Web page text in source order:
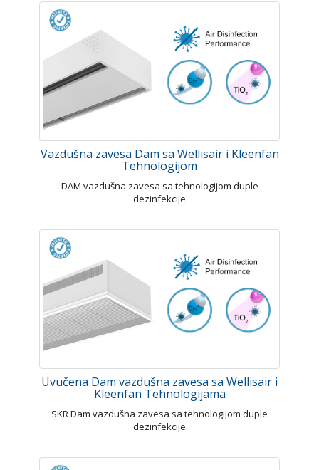
Vazdušna zavesa Dam sa Wellisair i Kleenfan
Tehnologijom
DAM vazdušna zavesa sa tehnologijom duple
dezinfekcije
Uvučena Dam vazdušna zavesa sa Wellisair i
Kleenfan Tehnologijama
SKR Dam vazdušna zavesa sa tehnologijom duple
dezinfekcije